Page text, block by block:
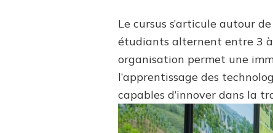
Le cursus s’articule autour
étudiants alternent entre 3 à
organisation permet une
l’apprentissage des
capables d’innover dans la